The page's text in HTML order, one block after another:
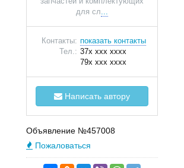
для сл...
Контакты: показать контакты
Тел.: 37x xxx xxxx
79x xxx xxxx
Написать автору
Объявление №457008
Пожаловаться